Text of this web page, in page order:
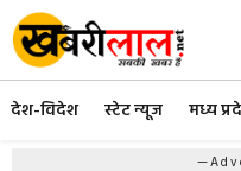
Skip
to
content
देश-विदेश स्टेट न्यूज मध्य